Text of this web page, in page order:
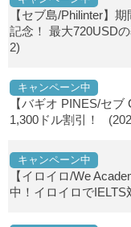
【セブ島/Philinter】
記念！ 最大720USD
2)
キャンペーン中
【バギオ PINES/セ
1,300ドル割引！
キャンペーン中
【イロイロ/We
中！イロイロでIELTS